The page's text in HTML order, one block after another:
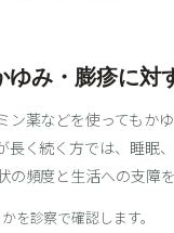
ゆみ・膨疹に対
ン薬などを使ってもか
長く続く方では、睡眠
頻度と生活への支障を
を診察で確認します。